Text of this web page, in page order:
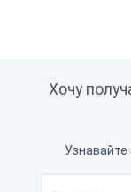
Хочу